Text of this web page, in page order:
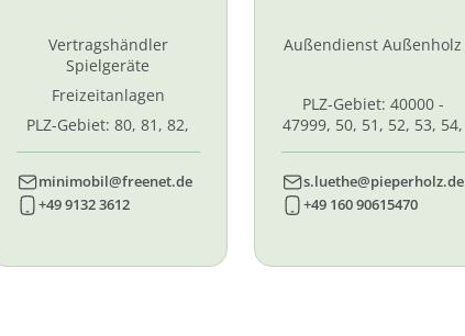
Vertragshändler
Spielgeräte
Freizeitanlagen
PLZ-Gebiet: 80, 81, 82,
minimobil@freenet.de
+49 9132 3612
Außendienst Außenholz
PLZ-Gebiet: 40000 -
47999, 50, 51, 52, 53, 54,
s.luethe@pieperholz.de
+49 160 90615470